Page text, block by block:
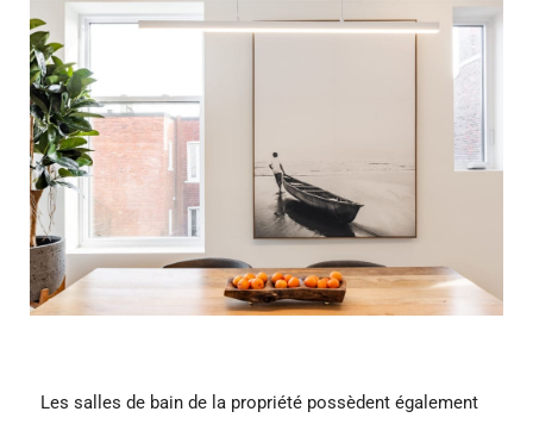
Les salles de bain de la propriété possèdent également